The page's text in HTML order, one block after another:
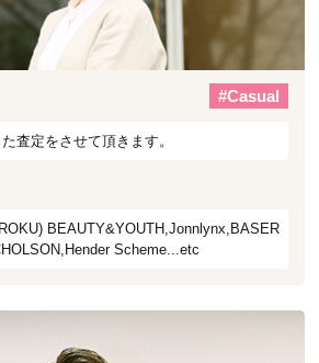
#Casual
査定をさせて頂きます。
BEAUTY&YOUTH,Jonnlynx,BASER
Scheme...etc